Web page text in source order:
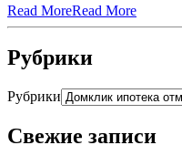
Read MoreRead More
Рубрики
Рубрики
Свежие записи